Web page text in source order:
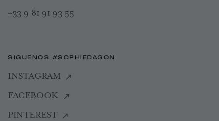
+33 9 81 91 93 55
SIGUENOS #SOPHIEDAGON
INSTAGRAM
FACEBOOK
PINTEREST